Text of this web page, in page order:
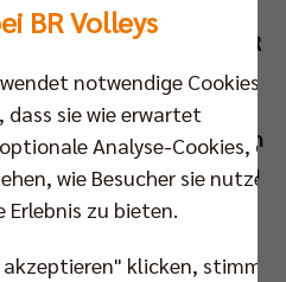
Fans können sich die BR
(15. Mrz um 18.00 Uhr)
Playoffs 2025
Hauptrunde wartet gegen
zum Genießen“, nachdem
und mental
haben. Das Heimspiel
denn der
BR Volleys
notwendige Cookies,
sie wie erwartet
Analyse-Cookies, die
wie Besucher sie nutzen,
Erlebnis zu bieten.
klicken, stimmen